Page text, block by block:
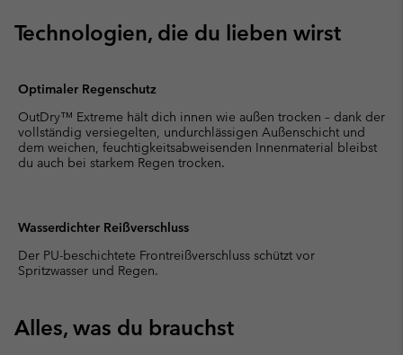
Technologien, die du lieben wirst
Optimaler Regenschutz
OutDry™ Extreme hält dich innen wie außen trocken – dank der
vollständig versiegelten, undurchlässigen Außenschicht und
dem weichen, feuchtigkeitsabweisenden Innenmaterial bleibst
du auch bei starkem Regen trocken.
Wasserdichter Reißverschluss
Der PU-beschichtete Frontreißverschluss schützt vor
Spritzwasser und Regen.
Alles, was du brauchst